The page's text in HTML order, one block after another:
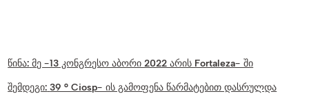
წინა: მე -13 კონგრესო აბორი 2022 არის Fortaleza- ში
შემდეგი: 39 ° Ciosp- ის გამოფენა წარმატებით დასრულდა